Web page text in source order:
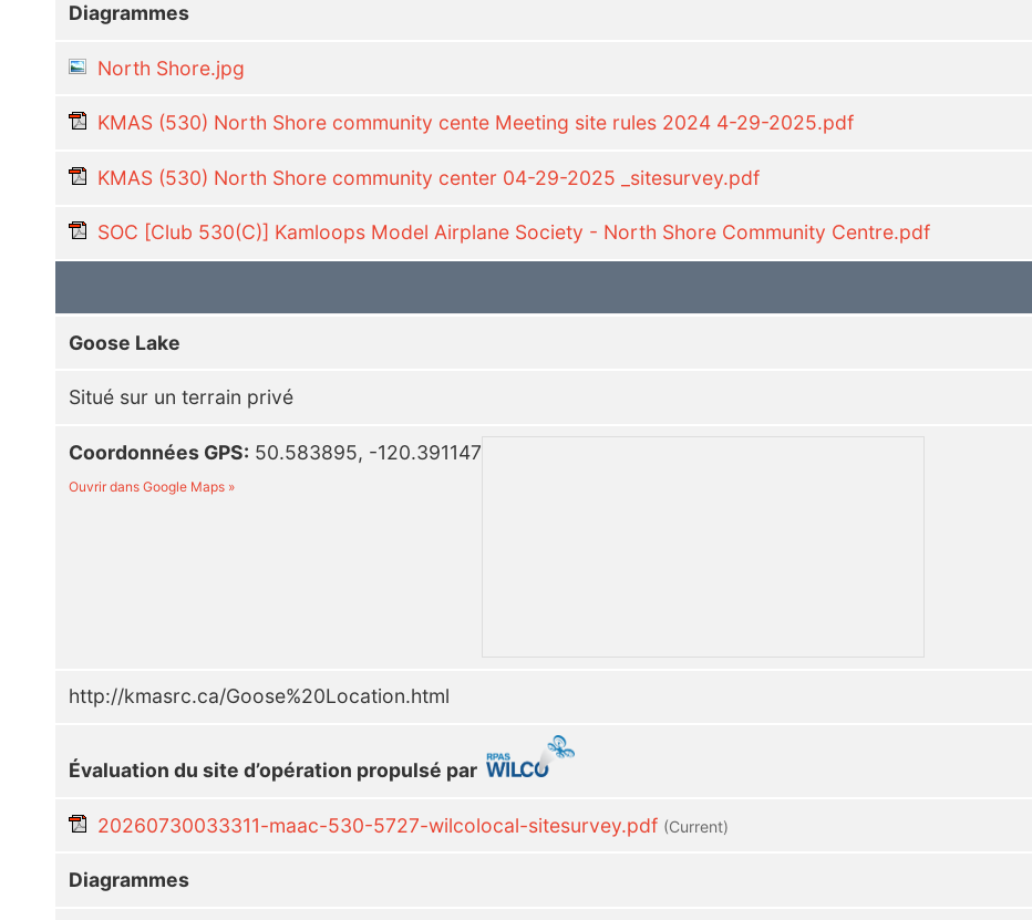
Diagrammes
North Shore.jpg
KMAS (530) North Shore community cente Meeting site rules 2024 4-29-2025.pdf
KMAS (530) North Shore community center 04-29-2025 _sitesurvey.pdf
SOC [Club 530(C)] Kamloops Model Airplane Society - North Shore Community Centre.pdf
Goose Lake
Situé sur un terrain privé
Coordonnées GPS: 50.583895, -120.391147
Ouvrir dans Google Maps »
http://kmasrc.ca/Goose%20Location.html
Évaluation du site d’opération propulsé par
20260730033311-maac-530-5727-wilcolocal-sitesurvey.pdf (current)
Diagrammes